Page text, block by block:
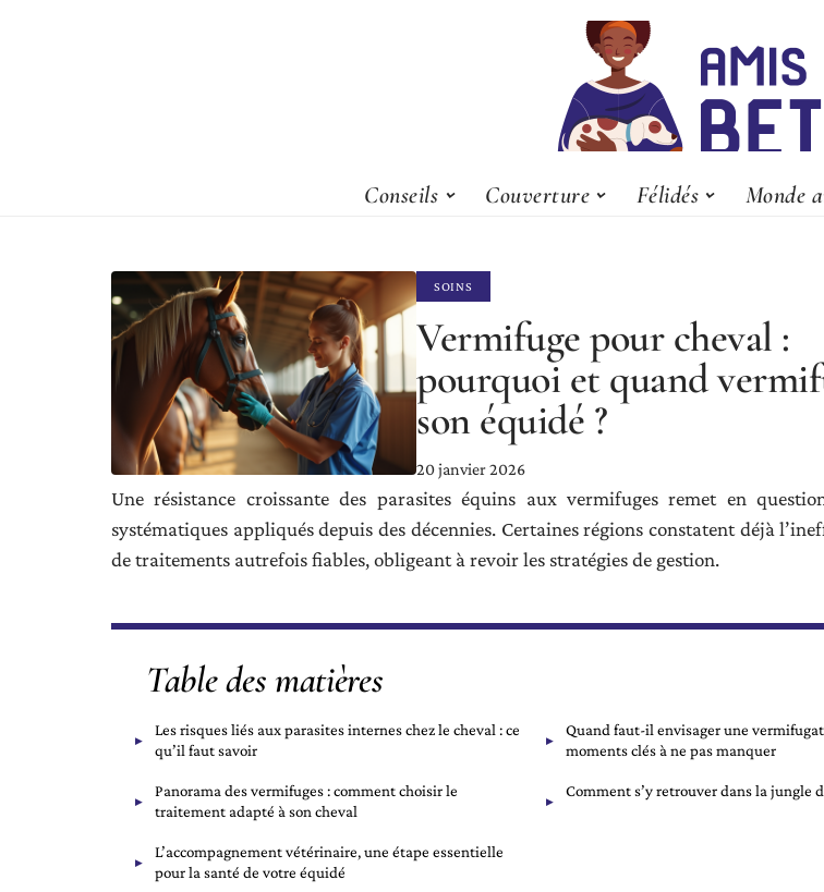
Conseils Couverture Félidés Monde
SOINS
Vermifuge pour cheval :
pourquoi et quand
son équidé ?
20 janvier 2026
Une résistance croissante des parasites équins aux vermifuges remet en
systématiques appliqués depuis des décennies. Certaines régions constatent déjà
de traitements autrefois fiables, obligeant à revoir les stratégies de gestion.
Table des matières
Les risques liés aux parasites internes chez le cheval : ce
qu’il faut savoir
Quand faut-il envisager une
moments clés à ne pas manquer
Panorama des vermifuges : comment choisir le
traitement adapté à son cheval
Comment s’y retrouver dans la jungle
L’accompagnement vétérinaire, une étape essentielle
pour la santé de votre équidé